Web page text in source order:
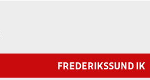
FREDERIKSSUND IK